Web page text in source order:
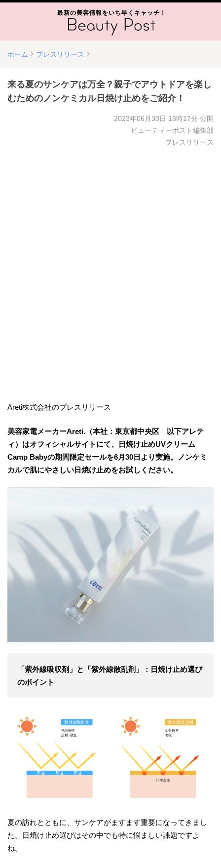
最新の美容情報をいち早くキャッチ！
ホーム プレスリリース
来る夏のサンケアは万全？親子でアウトドアを楽し
むためのノンケミカル日焼け止めをご紹介！
2023年06月30日 18時17分 公開
ビューティーポスト編集部
プレスリリース
Areti株式会社のプレスリリース
美容家電メーカーAreti.（本社：東京都中央区 以下アレテ
ィ）はオフィシャルサイトにて、日焼け止めUVクリーム
Camp Babyの期間限定セールを6月30日より実施。ノンケミ
カルで肌にやさしい日焼け止めをお試しください。
「紫外線吸収剤」と「紫外線散乱剤」：日焼け止め選び
のポイント
夏の訪れとともに、サンケアがますます重要になってきまし
た。日焼け止め選びはその中でも特に悩ましい課題ですよ
ね。